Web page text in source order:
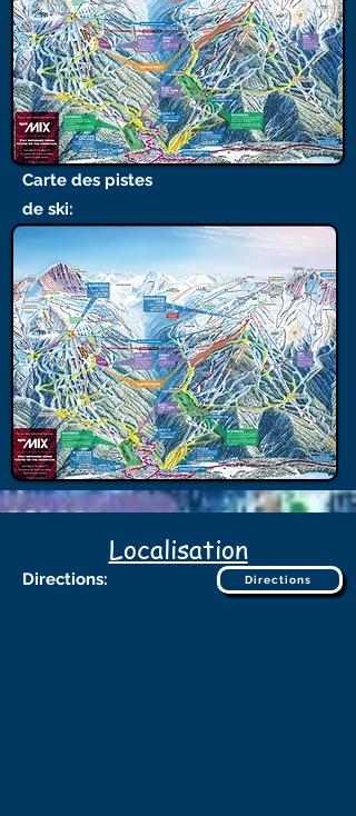
Carte des pistes
de ski:
Localisation
Directions: Directions